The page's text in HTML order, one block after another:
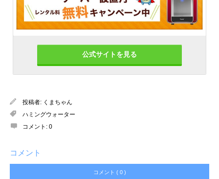
公式サイトを見る
投稿者: くまちゃん
ハミングウォーター
コメント: 0
コメント
コメント ( 0 )